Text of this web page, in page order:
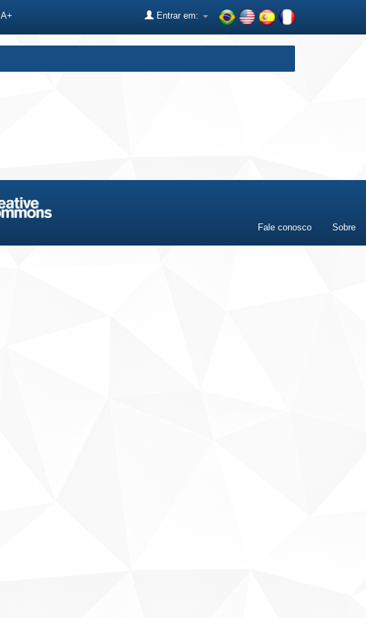
A+ Entrar em:
Fale conosco Sobre